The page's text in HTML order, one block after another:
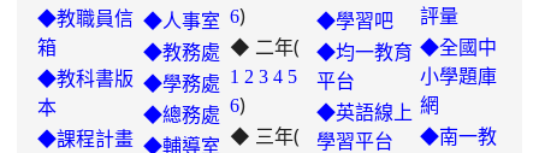
◆教職員信
箱
◆教科書版
本
◆課程計畫
◆人事室
◆教務處
◆學務處
◆總務處
◆輔導室
6)
◆ 二年(
1 2 3 4 5
6)
◆ 三年(
◆學習吧
◆均一教育
平台
◆英語線上
學習平台
評量
◆全國中
小學題庫
網
◆南一教